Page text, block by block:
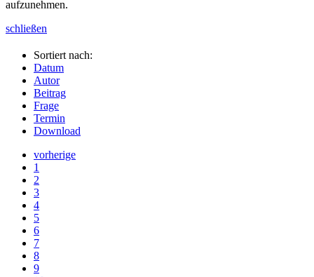
aufzunehmen.
schließen
Sortiert nach:
Datum
Autor
Beitrag
Frage
Termin
Download
vorherige
1
2
3
4
5
6
7
8
9